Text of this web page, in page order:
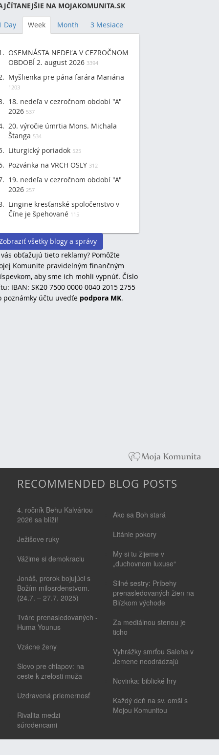
NA MOJAKOMUNITA.SK
Day Week Month 3 Mesiace
OSEMNÁSTA NEDEĽA V CEZROČNOM
OBDOBÍ 2. august 2026 3394
Myšlienka pre pána farára Mariána
1203
18. nedeľa v cezročnom období "A"
2026 537
20. výročie úmrtia Mons. Michala
Štanga 534
Liturgický poriadok 525
Pozvánka na VRCH OSLY 312
19. nedeľa v cezročnom období "A"
2026 257
Lingine kresťanské spoločenstvo v
Číne je špehované 115
všetky blogy a správy
obťažujú tieto reklamy? Pomôžte
Komunite pravidelným finančným
aby sme ich mohli vypnúť. Číslo
IBAN: SK20 7500 0000 0040 2015 2755
poznámky účtu uvedťe podpora MK.
RECOMMENDED BLOG POSTS
4. ročník Behu Kalváriou
2026 sa blíži!
Ježišove ruky
Vážime si demokraciu
Jonáš, prorok bojujúci s
Božím milosrdenstvom.
(24.7. – 27.7. 2025)
Tváre prenasledovaných -
Huma Younus
Vzácne ženy
Slovo pre chlapov: na
ceste k zrelosti muža
Uzdravená priemernosť
Rivalita medzi
súrodencami
Ako sa Boh stará
Litánie pokory
My si tu žijeme v
„duchovnom luxuse“
Silné sestry: Príbehy
prenasledovaných žien na
Blízkom východe
Za mediálnou stenou je
ticho
Vyhrážky smrťou Saleha v
Jemene neodrádzajú
Novinka: biblické hry
Každý deň na sv. omši s
Mojou Komunitou